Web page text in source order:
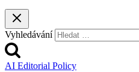
Vyhledávání
AI Editorial Policy